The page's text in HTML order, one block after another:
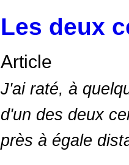
Les deux
Article
J'ai raté, à
d'un des deux
près à égale